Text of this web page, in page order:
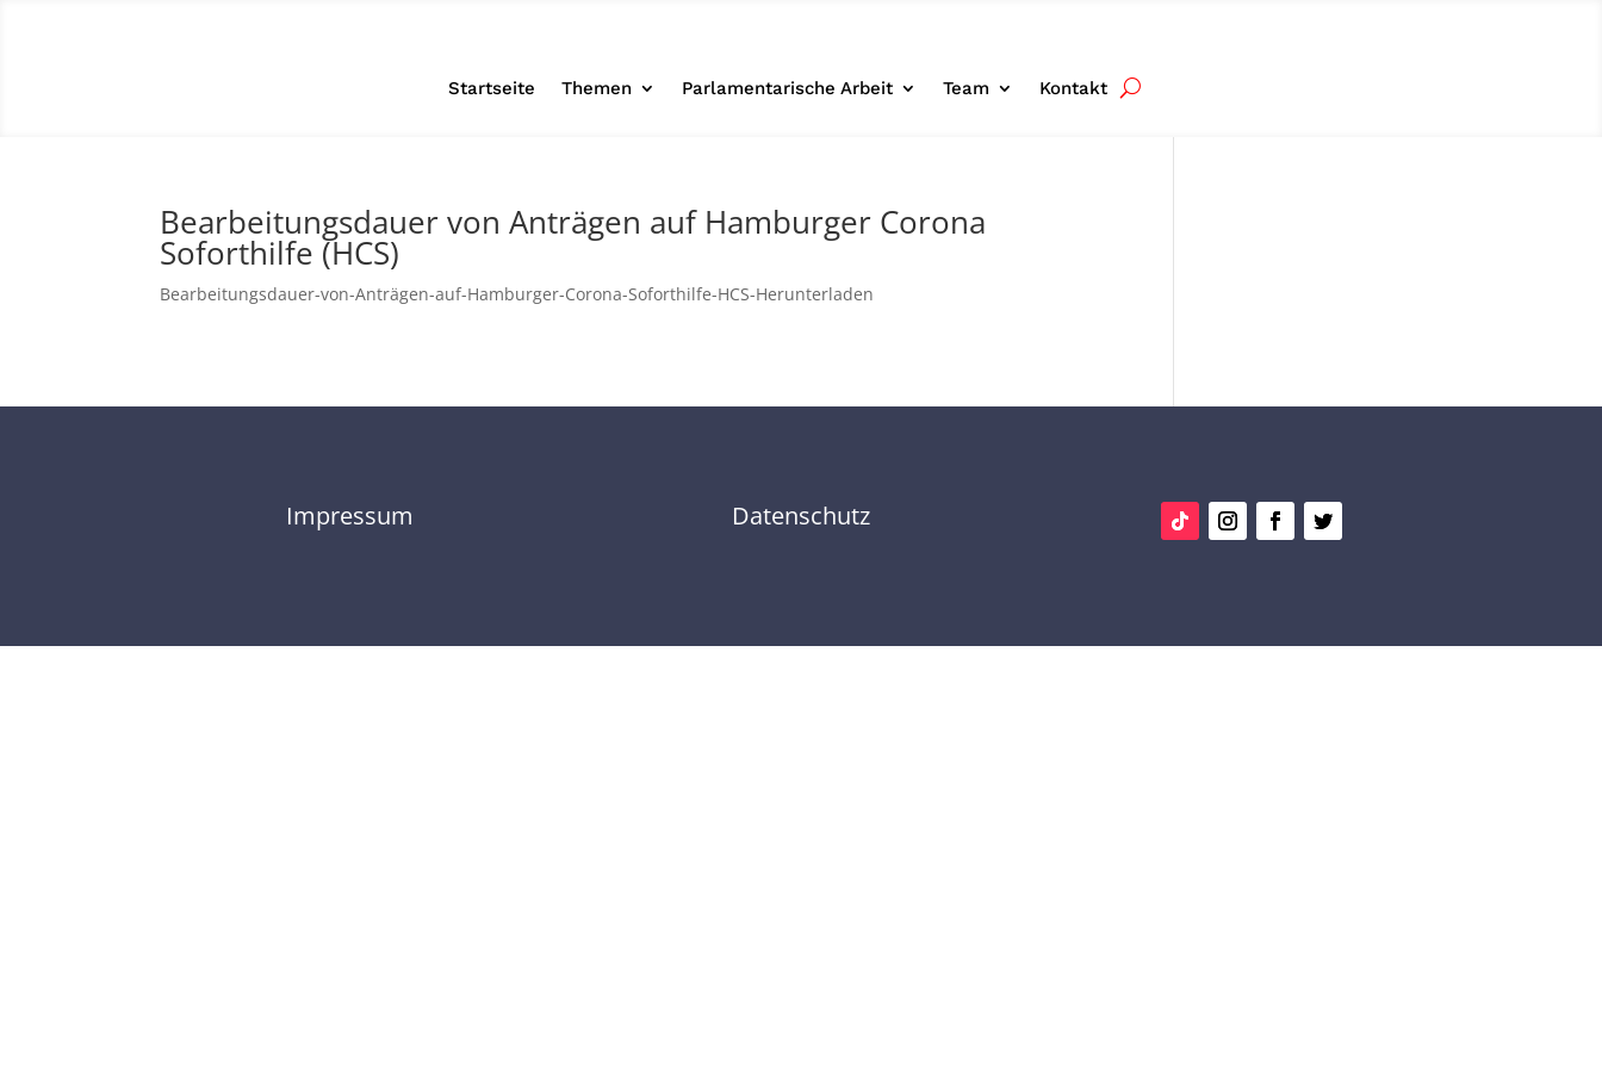
Startseite Themen Parlamentarische Arbeit Team Kontakt
Bearbeitungsdauer von Anträgen auf Hamburger Corona
Soforthilfe (HCS)
Bearbeitungsdauer-von-Anträgen-auf-Hamburger-Corona-Soforthilfe-HCS-Herunterladen
Impressum Datenschutz